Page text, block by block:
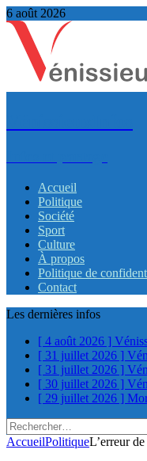
6 août 2026
Accueil
Politique
Société
Sport
Culture
À propos
Politique de
Contact
Les dernières infos
[ 4 août 2026 ]
[ 31 juillet 2026 ]
[ 31 juillet 2026 ]
[ 30 juillet 2026 ]
[ 29 juillet 2026 ]
Rechercher :
AccueilPolitiqueL’erreur